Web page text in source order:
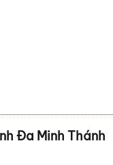
Đa Minh Thánh